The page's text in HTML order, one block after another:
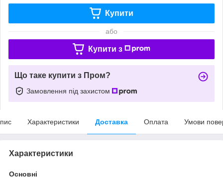
Купити
або
Купити з
Що таке купити з Пром?
Замовлення під захистом
Характеристики Доставка Оплата Умови
Характеристики
Основні